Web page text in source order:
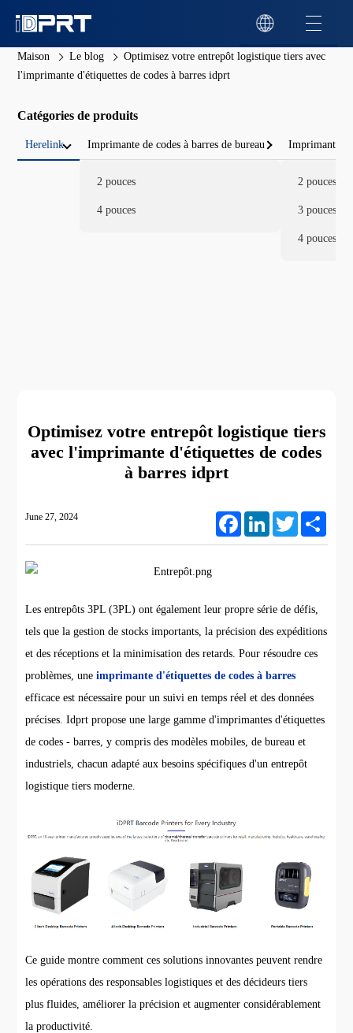
Maison Le blog
Optimisez votre entrepôt logistique tiers avec
l'imprimante d'étiquettes de codes à barres idprt
Catégories de produits
Herelink Imprimante de codes à barres de bureau
2 pouces
4 pouces
Imprimante
2 pouces
3 pouces
4 pouces
Optimisez votre entrepôt logistique tiers
avec l'imprimante d'étiquettes de codes
à barres idprt
June 27, 2024 FacebookLinkedIn Twitter
Les entrepôts 3PL (3PL) ont également leur propre série de défis,
tels que la gestion de stocks importants, la précision des expéditions
et des réceptions et la minimisation des retards. Pour résoudre ces
problèmes, uneimprimante d'étiquettes de codes à barres
efficace est nécessaire pour un suivi en temps réel et des données
précises. Idprt propose une large gamme d'imprimantes d'étiquettes
de codes - barres, y compris des modèles mobiles, de bureau et
industriels, chacun adapté aux besoins spécifiques d'un entrepôt
logistique tiers moderne.
Ce guide montre comment ces solutions innovantes peuvent rendre
les opérations des responsables logistiques et des décideurs tiers
plus fluides, améliorer la précision et augmenter considérablement
la productivité.